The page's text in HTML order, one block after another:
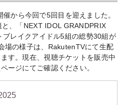
催から今回で5回目を迎えました。
、「NEXT IDOL GRANDPRIX
レイクアイドル5組の総勢30組が
場の様子は、RakutenTVにて生配
す。現在、視聴チケットを販売中
ージにてご確認ください。